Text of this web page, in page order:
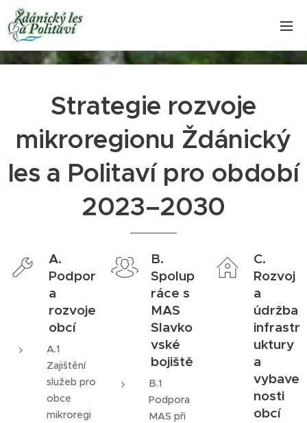
Strategie rozvoje
mikroregionu Ždánický
les a Politaví pro období
2023–2030
A.
Podpor
a
rozvoje
obcí
A.1
Zajištění
služeb pro
obce
mikroregi
B.
Spolup
ráce s
MAS
Slavko
vské
bojiště
B.1
Podpora
MAS při
C.
Rozvoj
a
údržba
infrastr
uktury
a
vybave
nosti
obcí